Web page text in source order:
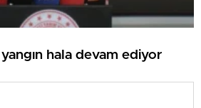
hala devam ediyor